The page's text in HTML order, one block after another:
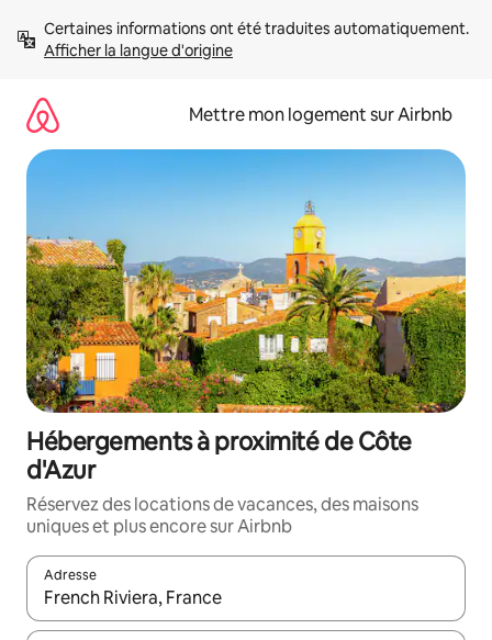
directement
Afficher la langue d'origine
Mettre mon logement sur Airbnb
Hébergements à proximité de Côte
d'Azur
Réservez des locations de vacances, des maisons
uniques et plus encore sur Airbnb
Adresse
Lorsque les résultats s'affichent, utilisez les flèches vers le